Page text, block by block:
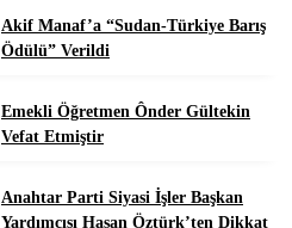
Akif Manaf’a “Sudan-Türkiye Barış
Ödülü” Verildi
Emekli Öğretmen Ônder Gültekin
Vefat Etmiştir
Anahtar Parti Siyasi İşler Başkan
Yardımcısı Hasan Öztürk’ten Dikkat